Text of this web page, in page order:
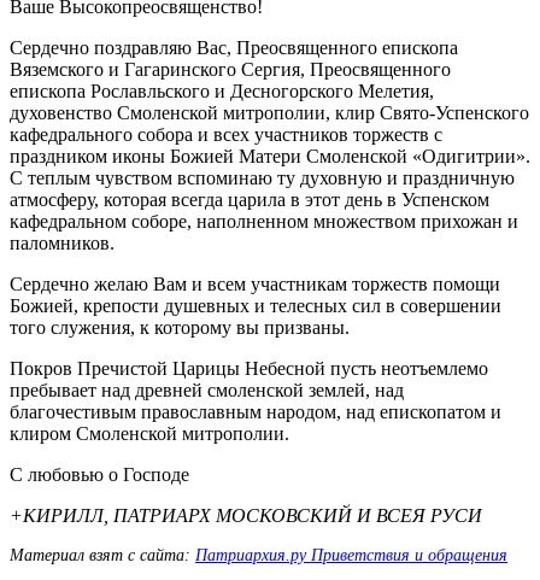
Ваше Высокопреосвященство!
Сердечно поздравляю Вас, Преосвященного епископа
Вяземского и Гагаринского Сергия, Преосвященного
епископа Рославльского и Десногорского Мелетия,
духовенство Смоленской митрополии, клир Свято-Успенского
кафедрального собора и всех участников торжеств с
праздником иконы Божией Матери Смоленской «Одигитрии».
С теплым чувством вспоминаю ту духовную и праздничную
атмосферу, которая всегда царила в этот день в Успенском
кафедральном соборе, наполненном множеством прихожан и
паломников.
Сердечно желаю Вам и всем участникам торжеств помощи
Божией, крепости душевных и телесных сил в совершении
того служения, к которому вы призваны.
Покров Пречистой Царицы Небесной пусть неотъемлемо
пребывает над древней смоленской землей, над
благочестивым православным народом, над епископатом и
клиром Смоленской митрополии.
С любовью о Господе
+КИРИЛЛ, ПАТРИАРХ МОСКОВСКИЙ И ВСЕЯ РУСИ
Материал взят с сайта: Патриархия.ру Приветствия и обращения